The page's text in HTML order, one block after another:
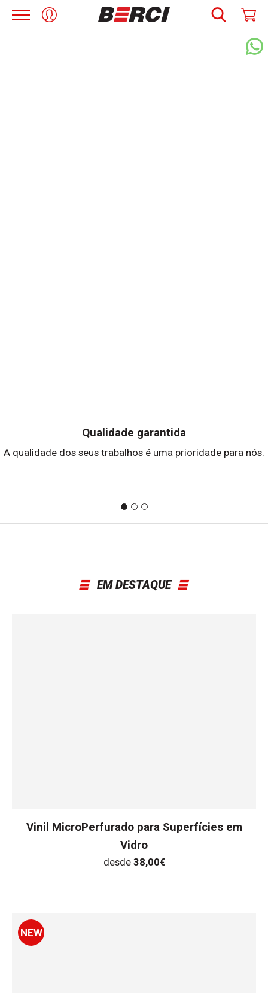
Qualidade garantida
A qualidade dos seus trabalhos é uma prioridade para nós.
EM DESTAQUE
Vinil MicroPerfurado para Superfícies em
Vidro
desde 38,00€
NEW